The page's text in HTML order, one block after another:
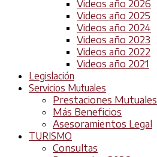
Videos año 2026
Videos año 2025
Videos año 2024
Videos año 2023
Videos año 2022
Videos año 2021
Legislación
Servicios Mutuales
Prestaciones Mutuales
Más Beneficios
Asesoramientos Legal
TURISMO
Consultas